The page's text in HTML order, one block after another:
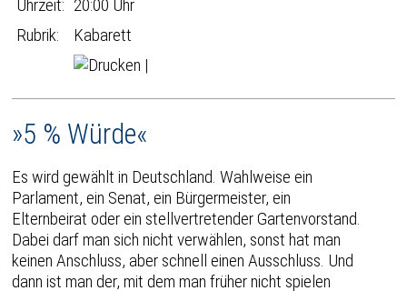
Uhrzeit: 20:00 Uhr
Rubrik:
Kabarett
|
»5 % Würde«
Es wird gewählt in Deutschland. Wahlweise ein
Parlament, ein Senat, ein Bürgermeister, ein
Elternbeirat oder ein stellvertretender Gartenvorstand.
Dabei darf man sich nicht verwählen, sonst hat man
keinen Anschluss, aber schnell einen Ausschluss. Und
dann ist man der, mit dem man früher nicht spielen